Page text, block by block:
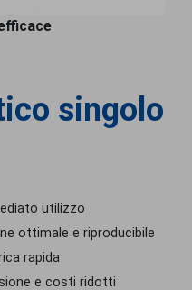
singolo
utilizzo
ottimale e riproducibile
rapida
e costi ridotti